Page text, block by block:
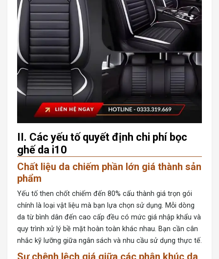
II. Các yếu tố quyết định chi phí bọc
ghế da i10
Chất liệu da chiếm phần lớn giá thành sản
phẩm
Yếu tố then chốt chiếm đến 80% cấu thành giá trọn gói
chính là loại vật liệu mà bạn lựa chọn sử dụng. Mỗi dòng
da từ bình dân đến cao cấp đều có mức giá nhập khẩu và
quy trình xử lý bề mặt hoàn toàn khác nhau. Bạn cần cân
nhắc kỹ lưỡng giữa ngân sách và nhu cầu sử dụng thực tế.